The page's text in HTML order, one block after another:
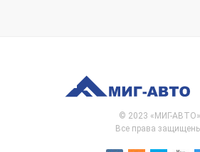
© 2023 «МИГ-АВТО»
Все права